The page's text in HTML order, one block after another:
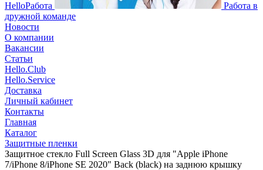
HelloРабота
Работа в
дружной команде
Новости
О компании
Вакансии
Статьи
Hello.Club
Hello.Service
Доставка
Личный кабинет
Контакты
Главная
Каталог
Защитные пленки
Защитное стекло Full Screen Glass 3D для "Apple iPhone
7/iPhone 8/iPhone SE 2020" Back (black) на заднюю крышку